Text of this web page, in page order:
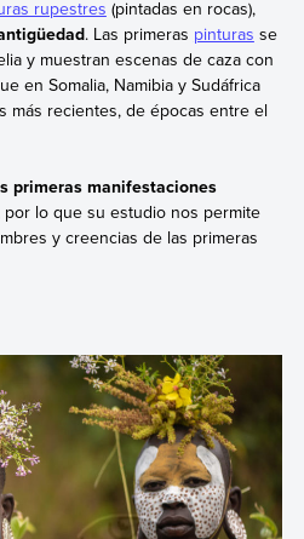
rupestres (pintadas en rocas),
. Las primeras pinturas se
y muestran escenas de caza con
en Somalia, Namibia y Sudáfrica
más recientes, de épocas entre el
primeras manifestaciones
por lo que su estudio nos permite
y creencias de las primeras